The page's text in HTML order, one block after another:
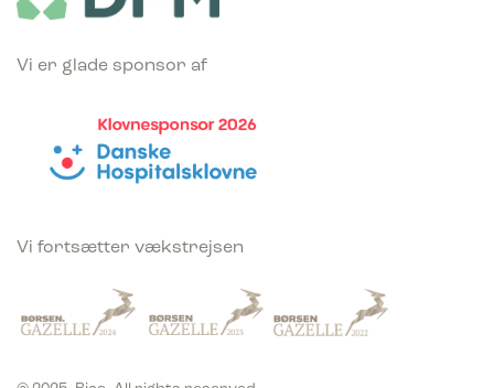
Vi er glade sponsor af
Vi fortsætter vækstrejsen